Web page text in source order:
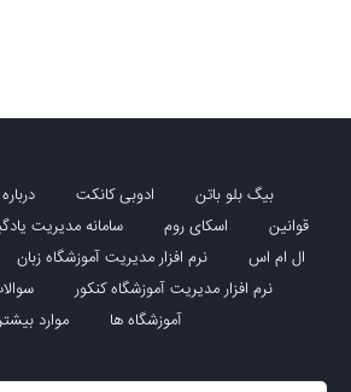
بیگ بلو باتن ادوبی کانکت
قوانین
اسکای روم
سامانه مدیریت
ال ام اس
نرم افزار مدیریت آموزشگاه زبان
نرم افزار مدیریت آموزشگاه کنکور
آموزشگاه ها
موارد